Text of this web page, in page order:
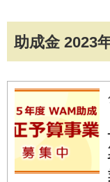
助成金 2023